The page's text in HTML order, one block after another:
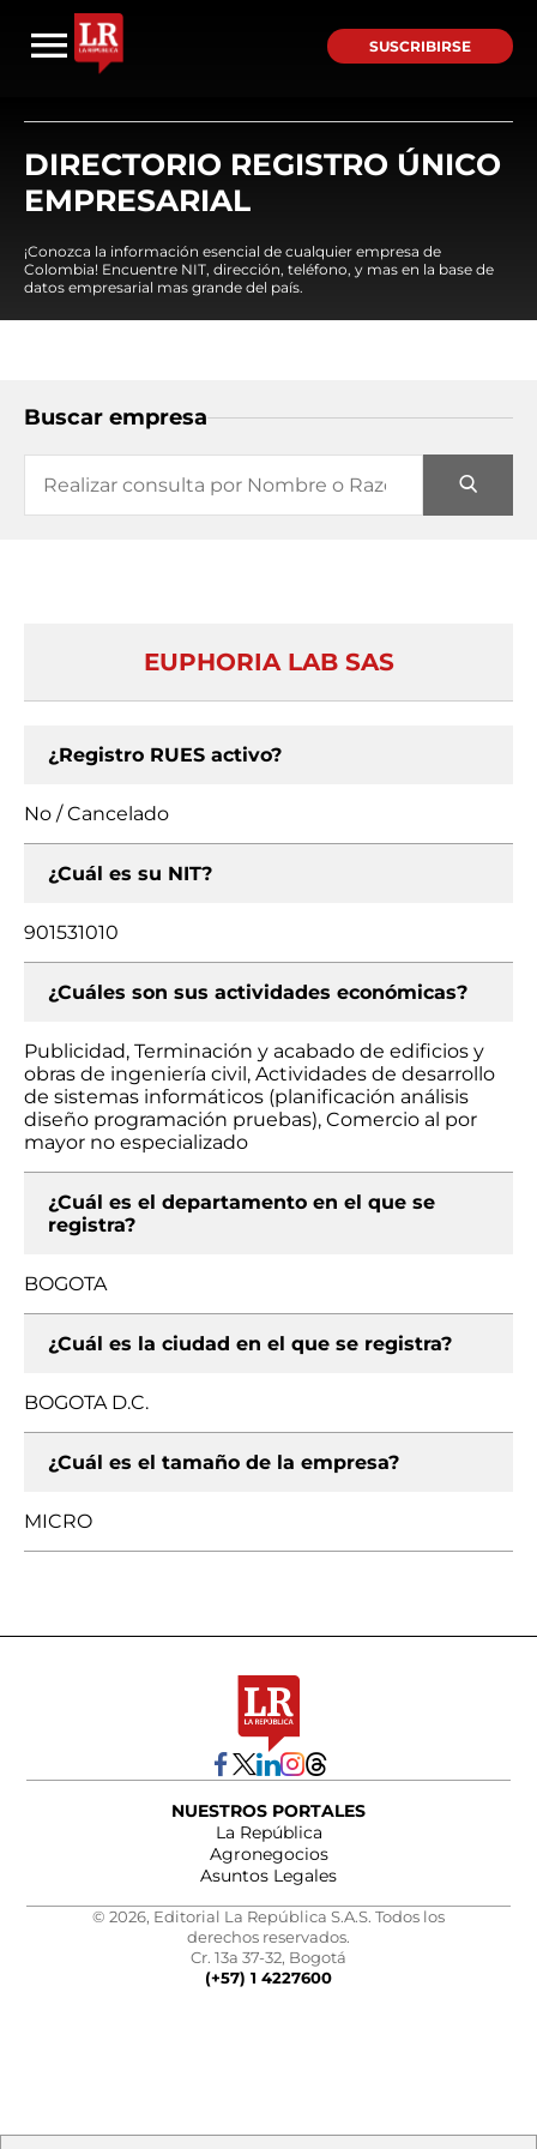
SUSCRIBIRSE
DIRECTORIO REGISTRO ÚNICO
EMPRESARIAL
¡Conozca la información esencial de cualquier empresa de
Colombia! Encuentre NIT, dirección, teléfono, y mas en la base de
datos empresarial mas grande del país.
Buscar empresa
EUPHORIA LAB SAS
¿Registro RUES activo?
No / Cancelado
¿Cuál es su NIT?
901531010
¿Cuáles son sus actividades económicas?
Publicidad, Terminación y acabado de edificios y
obras de ingeniería civil, Actividades de desarrollo
de sistemas informáticos (planificación análisis
diseño programación pruebas), Comercio al por
mayor no especializado
¿Cuál es el departamento en el que se
registra?
BOGOTA
¿Cuál es la ciudad en el que se registra?
BOGOTA D.C.
¿Cuál es el tamaño de la empresa?
MICRO
NUESTROS PORTALES
La República
Agronegocios
Asuntos Legales
© 2026, Editorial La República S.A.S. Todos los
derechos reservados.
Cr. 13a 37-32, Bogotá
(+57) 1 4227600